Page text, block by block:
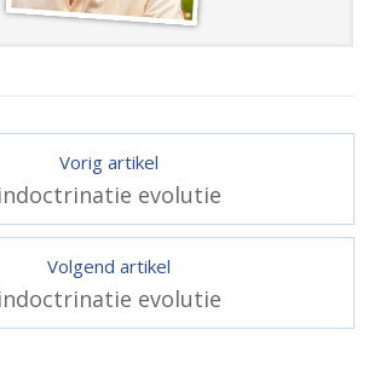
Vorig artikel
indoctrinatie evolutie
Volgend artikel
indoctrinatie evolutie